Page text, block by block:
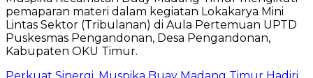
Perkuat Sinergi, Muspika Buay Madang Timur Hadiri